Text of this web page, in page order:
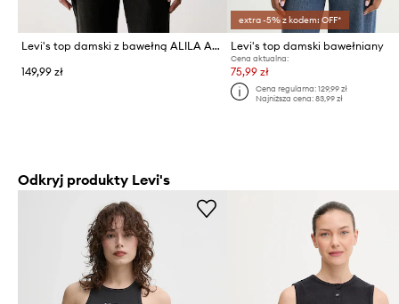
Levi's top damski z bawełną ALILA ASYMMETRICAL SL
149,99 zł
extra -5% z kodem: OFF*
Levi's top damski bawełniany
Cena aktualna:
75,99 zł
Cena regularna: 129,99 zł
Najniższa cena: 83,99 zł
Odkryj produkty Levi's